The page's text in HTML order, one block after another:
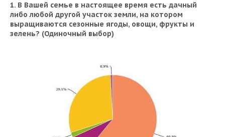
1. В Вашей семье в настоящее время есть дачный
либо любой другой участок земли, на котором
выращиваются сезонные ягоды, овощи, фрукты и
зелень? (Одиночный выбор)